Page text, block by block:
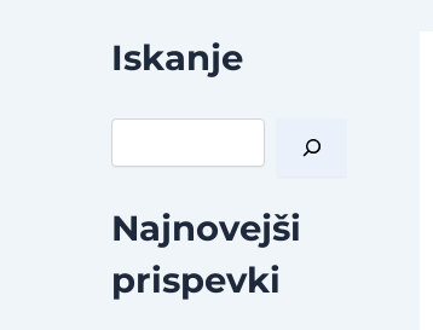
Iskanje
Najnovejši
prispevki